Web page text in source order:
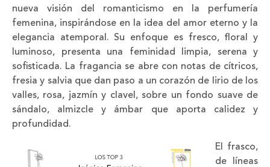
nueva visión del romanticismo en la perfumería
femenina, inspirándose en la idea del amor eterno y la
elegancia atemporal. Su enfoque es fresco, floral y
luminoso, presenta una feminidad limpia, serena y
sofisticada. La fragancia se abre con notas de cítricos,
fresia y salvia que dan paso a un corazón de lirio de los
valles, rosa, jazmín y clavel, sobre un fondo suave de
sándalo, almizcle y ámbar que aporta calidez y
profundidad.
El frasco,
de líneas